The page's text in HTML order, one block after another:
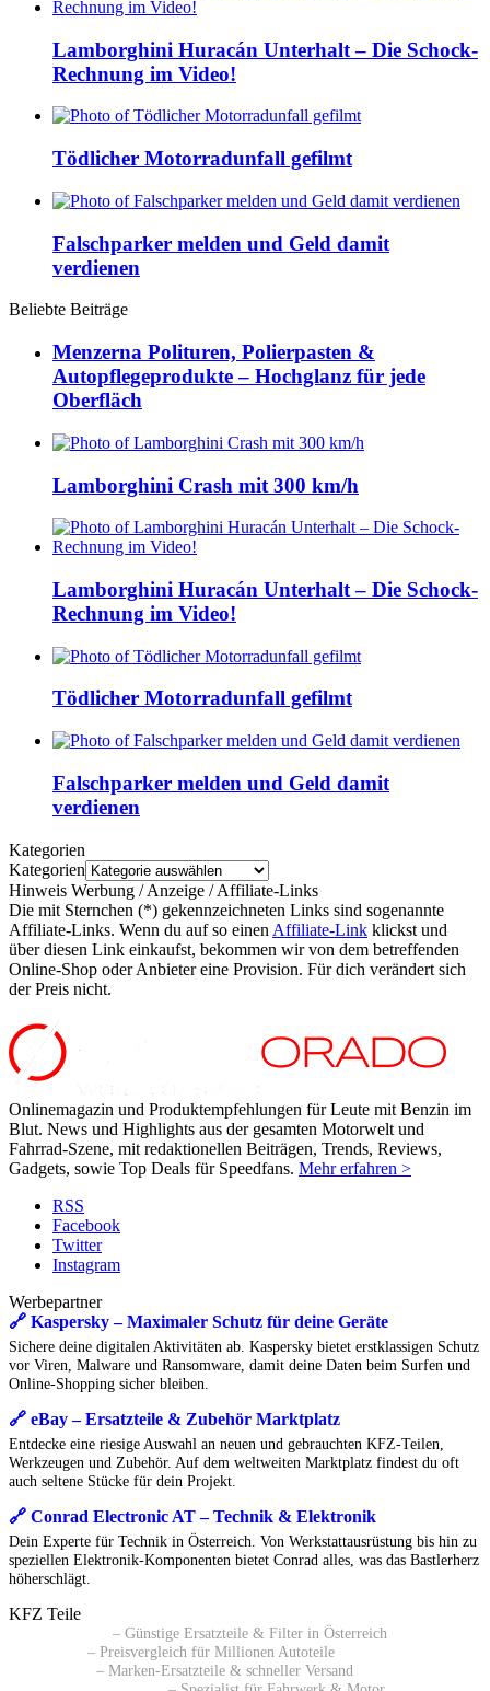
Lamborghini Huracán Unterhalt – Die Schock-
Rechnung im Video!
Tödlicher Motorradunfall gefilmt
Falschparker melden und Geld damit
verdienen
Beliebte Beiträge
Menzerna Polituren, Polierpasten &
Autopflegeprodukte – Hochglanz für jede
Oberfläch
Lamborghini Crash mit 300 km/h
Lamborghini Huracán Unterhalt – Die Schock-
Rechnung im Video!
Tödlicher Motorradunfall gefilmt
Falschparker melden und Geld damit
verdienen
Kategorien
Kategorien
Hinweis Werbung / Anzeige / Affiliate-Links
Die mit Sternchen (*) gekennzeichneten Links sind sogenannte
Affiliate-Links. Wenn du auf so einen Affiliate-Link klickst und
über diesen Link einkaufst, bekommen wir von dem betreffenden
Online-Shop oder Anbieter eine Provision. Für dich verändert sich
der Preis nicht.
Onlinemagazin und Produktempfehlungen für Leute mit Benzin im
Blut. News und Highlights aus der gesamten Motorwelt und
Fahrrad-Szene, mit redaktionellen Beiträgen, Trends, Reviews,
Gadgets, sowie Top Deals für Speedfans. Mehr erfahren >
RSS
Facebook
Twitter
Instagram
Werbepartner
🔗 Kaspersky – Maximaler Schutz für deine Geräte
Sichere deine digitalen Aktivitäten ab. Kaspersky bietet erstklassigen Schutz
vor Viren, Malware und Ransomware, damit deine Daten beim Surfen und
Online-Shopping sicher bleiben.
🔗 eBay – Ersatzteile & Zubehör Marktplatz
Entdecke eine riesige Auswahl an neuen und gebrauchten KFZ-Teilen,
Werkzeugen und Zubehör. Auf dem weltweiten Marktplatz findest du oft
auch seltene Stücke für dein Projekt.
🔗 Conrad Electronic AT – Technik & Elektronik
Dein Experte für Technik in Österreich. Von Werkstattausrüstung bis hin zu
speziellen Elektronik-Komponenten bietet Conrad alles, was das Bastlerherz
höherschlägt.
KFZ Teile
– Günstige Ersatzteile & Filter in Österreich
– Preisvergleich für Millionen Autoteile
– Marken-Ersatzteile & schneller Versand